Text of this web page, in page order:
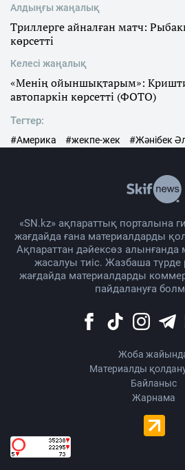
Алдыңғы жаңалық
Триллерге айналған матч:
көрсетті
Келесі жаңалық
«Менің ойыншықтарым»:
автопаркін көрсетті (ФОТО)
Тегтер:
#Америка #жекпе-жек #Жәнібек
«SN.kz» ақпараттық порталына
жағдайда ғана материалдарды
Ақпараттан дәйексөз алынғанда
жасалуы тиіс. Жазбаша түрде
жағдайда материалдарды
пайдалануға
Жоба
Материалды қолдану
Байланыс
Жарнама